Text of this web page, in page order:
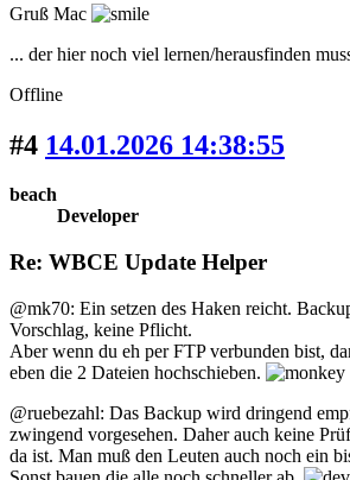
Gruß Mac
... der hier noch viel lernen/herausfinden
Offline
#4 14.01.2026 14:38:55
beach
Developer
Re: WBCE Update Helper
@mk70: Ein setzen des Haken reicht.
Vorschlag, keine Pflicht.
Aber wenn du eh per FTP verbunden bist,
eben die 2 Dateien hochschieben.
@ruebezahl: Das Backup wird dringend
zwingend vorgesehen. Daher auch keine
da ist. Man muß den Leuten auch noch ein